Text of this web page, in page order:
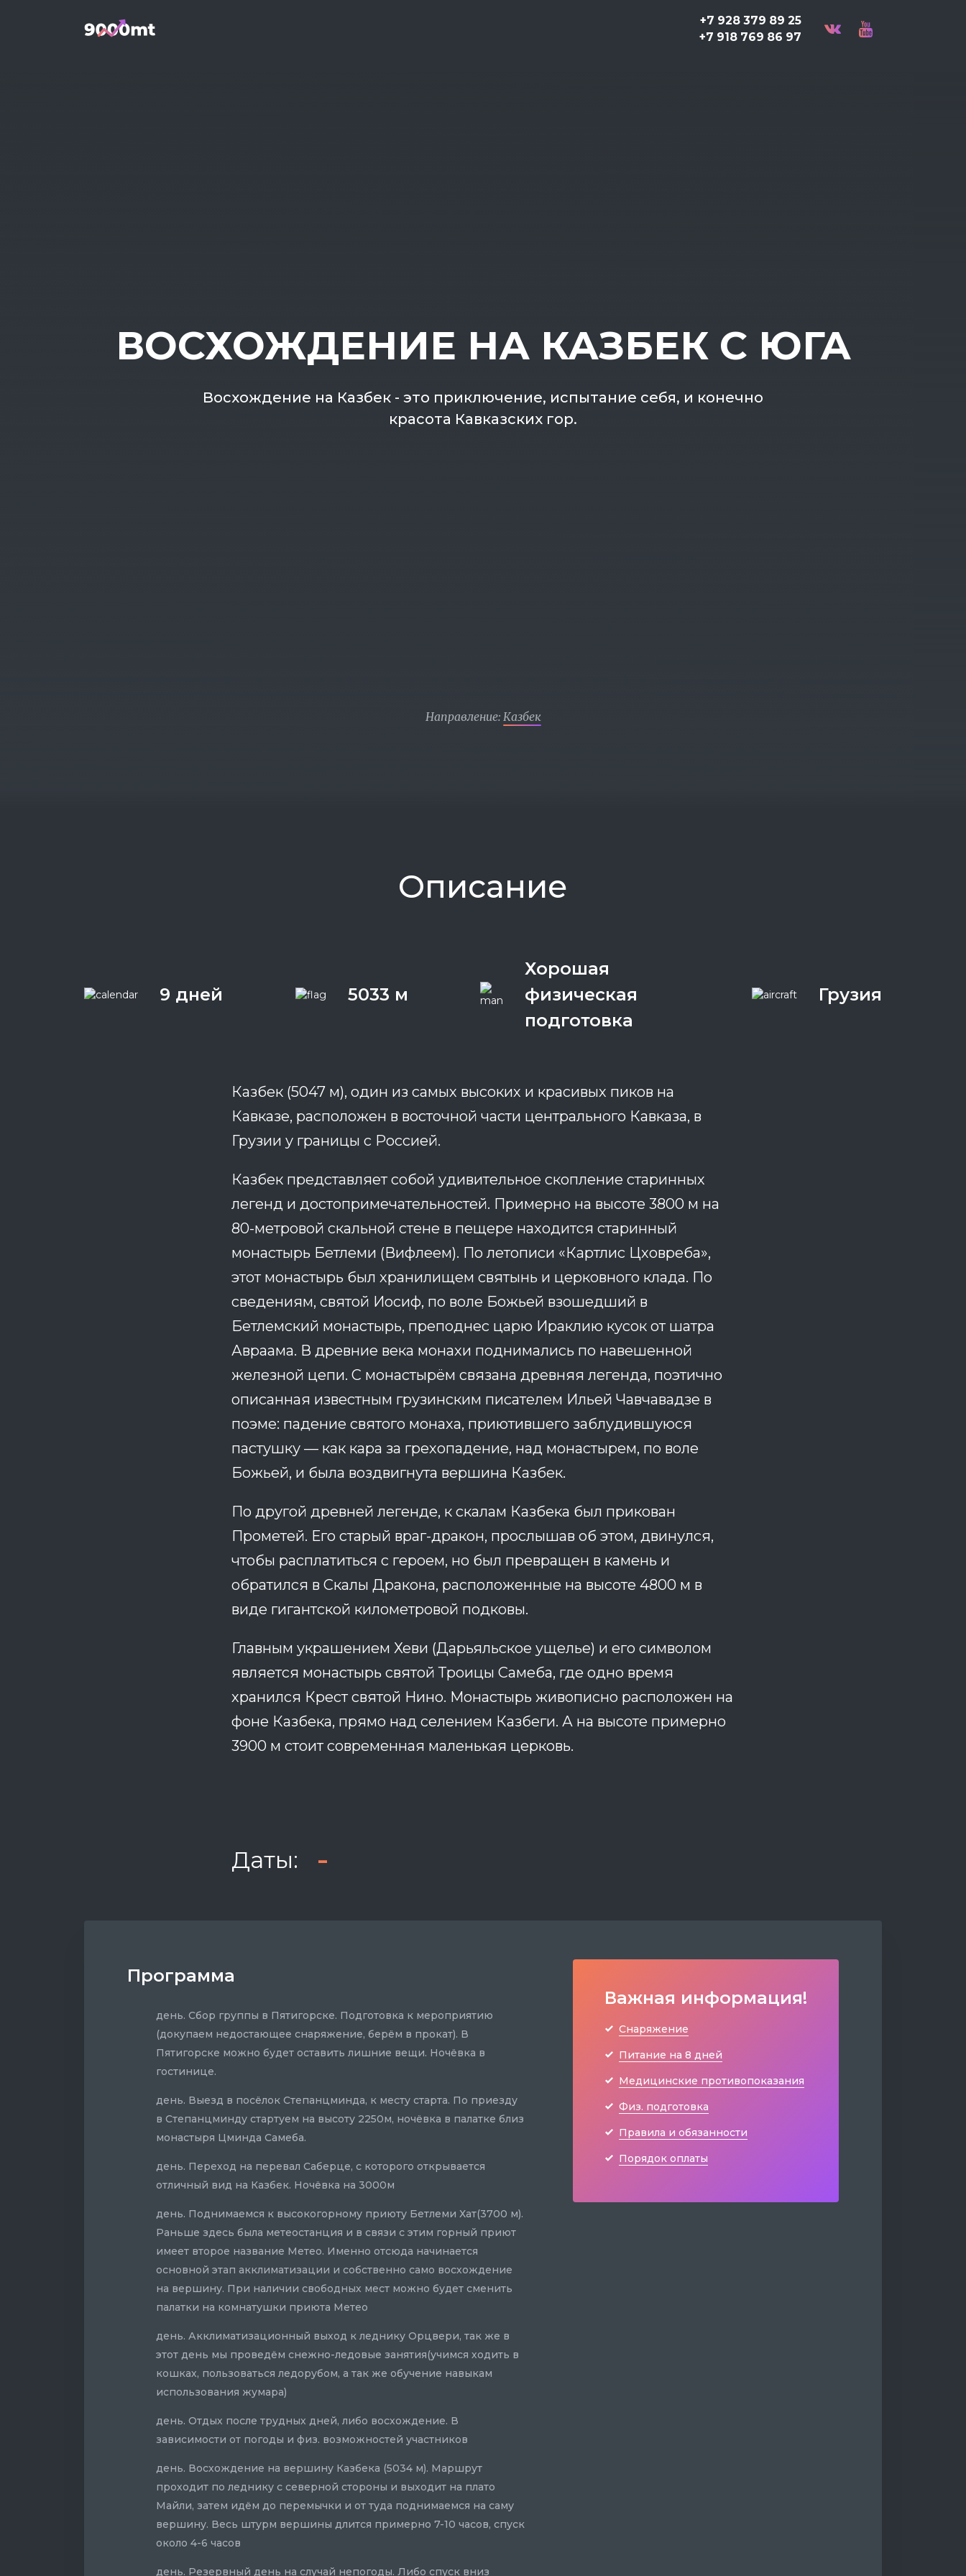
+7 928 379 89 25
+7 918 769 86 97
ВОСХОЖДЕНИЕ НА КАЗБЕК С ЮГА
Восхождение на Казбек - это приключение, испытание себя, и конечно
красота Кавказских гор.
Направление: Казбек
Описание
9 дней 5033 м
Хорошая
физическая
подготовка
Грузия
Казбек (5047 м), один из самых высоких и красивых пиков на
Кавказе, расположен в восточной части центрального Кавказа, в
Грузии у границы с Россией.
Казбек представляет собой удивительное скопление старинных
легенд и достопримечательностей. Примерно на высоте 3800 м на
80-метровой скальной стене в пещере находится старинный
монастырь Бетлеми (Вифлеем). По летописи «Картлис Цховреба»,
этот монастырь был хранилищем святынь и церковного клада. По
сведениям, святой Иосиф, по воле Божьей взошедший в
Бетлемский монастырь, преподнес царю Ираклию кусок от шатра
Авраама. В древние века монахи поднимались по навешенной
железной цепи. С монастырём связана древняя легенда, поэтично
описанная известным грузинским писателем Ильей Чавчавадзе в
поэме: падение святого монаха, приютившего заблудившуюся
пастушку — как кара за грехопадение, над монастырем, по воле
Божьей, и была воздвигнута вершина Казбек.
По другой древней легенде, к скалам Казбека был прикован
Прометей. Его старый враг-дракон, прослышав об этом, двинулся,
чтобы расплатиться с героем, но был превращен в камень и
обратился в Скалы Дракона, расположенные на высоте 4800 м в
виде гигантской километровой подковы.
Главным украшением Хеви (Дарьяльское ущелье) и его символом
является монастырь святой Троицы Самеба, где одно время
хранился Крест святой Нино. Монастырь живописно расположен на
фоне Казбека, прямо над селением Казбеги. А на высоте примерно
3900 м стоит современная маленькая церковь.
Даты: -
Программа
день. Сбор группы в Пятигорске. Подготовка к мероприятию
(докупаем недостающее снаряжение, берём в прокат). В
Пятигорске можно будет оставить лишние вещи. Ночёвка в
гостинице.
день. Выезд в посёлок Степанцминда, к месту старта. По приезду
в Степанцминду стартуем на высоту 2250м, ночёвка в палатке близ
монастыря Цминда Самеба.
день. Переход на перевал Саберце, с которого открывается
отличный вид на Казбек. Ночёвка на 3000м
день. Поднимаемся к высокогорному приюту Бетлеми Хат(3700 м).
Раньше здесь была метеостанция и в связи с этим горный приют
имеет второе название Метео. Именно отсюда начинается
основной этап акклиматизации и собственно само восхождение
на вершину. При наличии свободных мест можно будет сменить
палатки на комнатушки приюта Метео
день. Акклиматизационный выход к леднику Орцвери, так же в
этот день мы проведём снежно-ледовые занятия(учимся ходить в
кошках, пользоваться ледорубом, а так же обучение навыкам
использования жумара)
день. Отдых после трудных дней, либо восхождение. В
зависимости от погоды и физ. возможностей участников
день. Восхождение на вершину Казбека (5034 м). Маршрут
проходит по леднику с северной стороны и выходит на плато
Майли, затем идём до перемычки и от туда поднимаемся на саму
вершину. Весь штурм вершины длится примерно 7-10 часов, спуск
около 4-6 часов
день. Резервный день на случай непогоды. Либо спуск вниз
Важная информация!
Снаряжение
Питание на 8 дней
Медицинские противопоказания
Физ. подготовка
Правила и обязанности
Порядок оплаты